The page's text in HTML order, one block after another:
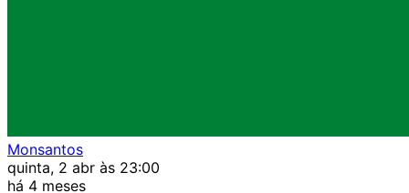
Monsantos
quinta, 2 abr às 23:00
há 4 meses